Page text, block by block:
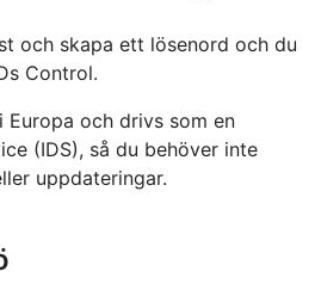
och skapa ett lösenord och du
Control.
Europa och drivs som en
(IDS), så du behöver inte
uppdateringar.